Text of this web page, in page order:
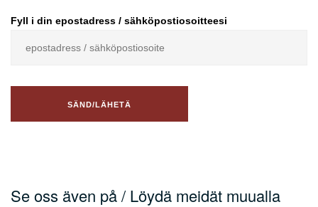
Fyll i din epostadress / sähköpostiosoitteesi
Se oss även på / Löydä meidät muualla